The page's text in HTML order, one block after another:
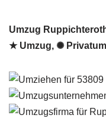
Umzug
★ Umzug, ✺